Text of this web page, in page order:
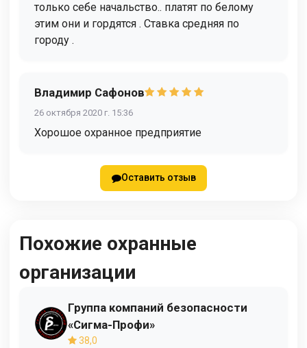
только себе начальство.. платят по белому
этим они и гордятся . Ставка средняя по
городу .
Владимир Сафонов
26 октября 2020 г. 15:36
Хорошое охранное предприятие
Оставить отзыв
Похожие охранные
организации
Группа компаний безопасности
«Сигма-Профи»
38,0